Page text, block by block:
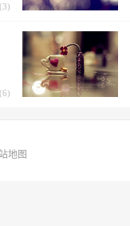
3)
6)
地图